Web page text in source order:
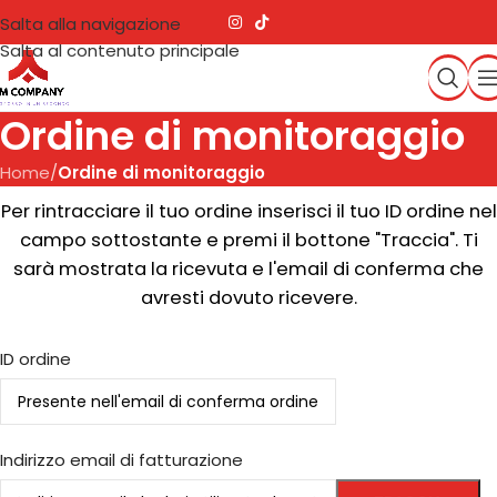
Salta alla navigazione
Salta al contenuto principale
Ordine di monitoraggio
Home/Ordine di monitoraggio
Per rintracciare il tuo ordine inserisci il tuo ID ordine nel
campo sottostante e premi il bottone "Traccia". Ti
sarà mostrata la ricevuta e l'email di conferma che
avresti dovuto ricevere.
ID ordine
Indirizzo email di fatturazione